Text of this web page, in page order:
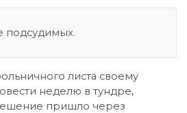
подсудимых.
листа своему
неделю в тундре,
пришло через